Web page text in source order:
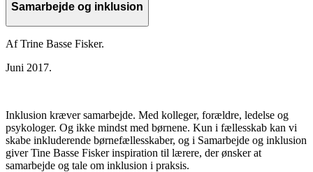
Samarbejde og inklusion
Af Trine Basse Fisker.
Juni 2017.
Inklusion kræver samarbejde. Med kolleger, forældre, ledelse og
psykologer. Og ikke mindst med børnene. Kun i fællesskab kan vi
skabe inkluderende børnefællesskaber, og i Samarbejde og inklusion
giver Tine Basse Fisker inspiration til lærere, der ønsker at
samarbejde og tale om inklusion i praksis.